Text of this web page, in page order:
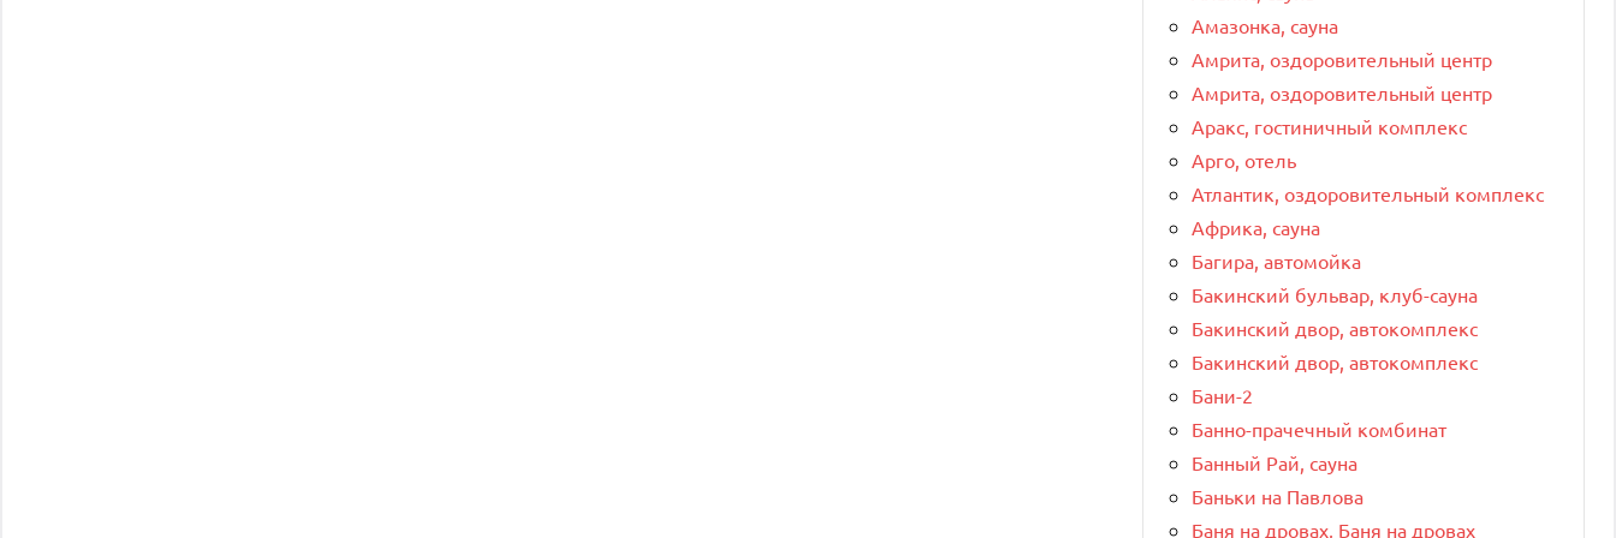
Амазонка, сауна
Амрита, оздоровительный центр
Амрита, оздоровительный центр
Аракс, гостиничный комплекс
Арго, отель
Атлантик, оздоровительный комплекс
Африка, сауна
Багира, автомойка
Бакинский бульвар, клуб-сауна
Бакинский двор, автокомплекс
Бакинский двор, автокомплекс
Бани-2
Банно-прачечный комбинат
Банный Рай, сауна
Баньки на Павлова
Баня на дровах, Баня на дровах